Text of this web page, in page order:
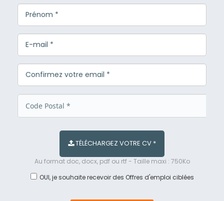
TÉLÉCHARGEZ VOTRE CV *
Au format doc, docx, pdf ou rtf - Taille maxi : 750Ko
OUI, je souhaite recevoir des Offres d'emploi ciblées